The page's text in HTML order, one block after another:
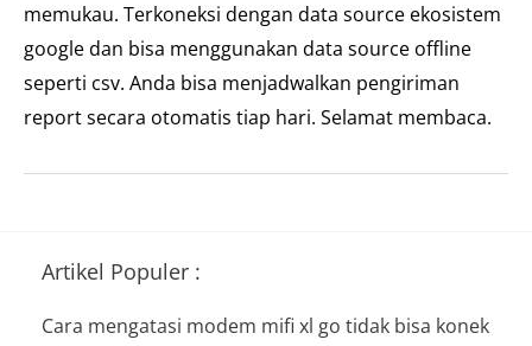
memukau. Terkoneksi dengan data source ekosistem
google dan bisa menggunakan data source offline
seperti csv. Anda bisa menjadwalkan pengiriman
report secara otomatis tiap hari. Selamat membaca.
Artikel Populer :
Cara mengatasi modem mifi xl go tidak bisa konek